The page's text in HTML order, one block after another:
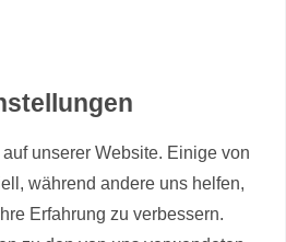
unserer Website. Einige von
während andere uns helfen,
Erfahrung zu verbessern.